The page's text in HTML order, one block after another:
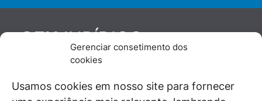
Gerenciar consetimento dos
cookies
Usamos cookies em nosso site para fornecer
GENJURÍDICO
De maneira independente, os autores e
juristas e doutrinadores nacionais, se posicionam
diante de questões relevantes do cotidiano e